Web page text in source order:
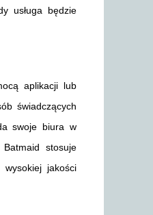
usługa będzie
aplikacji lub
świadczących
swoje biura w
stosuje
wysokiej jakości